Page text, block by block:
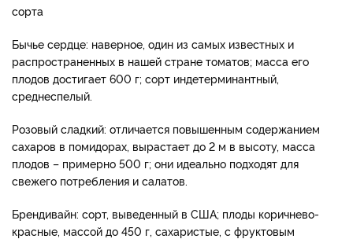
сорта
Бычье сердце: наверное, один из самых известных и
распространенных в нашей стране томатов; масса его
плодов достигает 600 г; сорт индетерминантный,
среднеспелый.
Розовый сладкий: отличается повышенным содержанием
сахаров в помидорах, вырастает до 2 м в высоту, масса
плодов – примерно 500 г; они идеально подходят для
свежего потребления и салатов.
Брендивайн: сорт, выведенный в США; плоды коричнево-
красные, массой до 450 г, сахаристые, с фруктовым